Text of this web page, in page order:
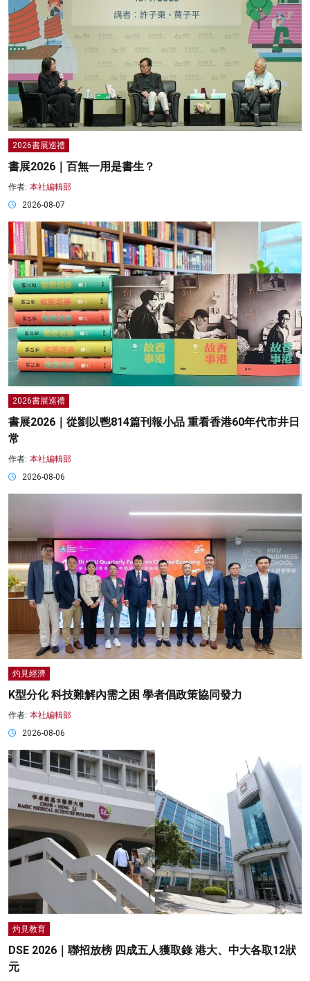
2026書展巡禮
書展2026｜百無一用是書生？
作者: 本社編輯部
2026-08-07
2026書展巡禮
書展2026｜從劉以鬯814篇刊報小品 重看香港60年代市井日
常
作者: 本社編輯部
2026-08-06
灼見經濟
K型分化 科技難解內需之困 學者倡政策協同發力
作者: 本社編輯部
2026-08-06
灼見教育
DSE 2026｜聯招放榜 四成五人獲取錄 港大、中大各取12狀
元